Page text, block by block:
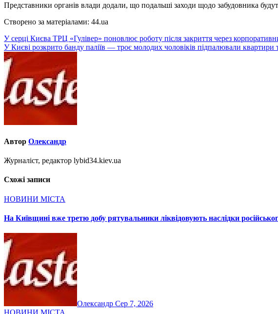
Представники органів влади додали, що подальші заходи щодо забудовника
Створено за матеріалами: 44.ua
Навігація
записів
У серці Києва ТРЦ «Гулівер» поновлює роботу після закриття через
У Києві розкрито банду паліїв — троє молодих чоловіків підпалювали квартири
Автор Олександр
Журналіст, редактор lybid34.kiev.ua
Схожі записи
НОВИНИ МІСТА
На Київщині вже третю добу рятувальники ліквідовують наслідки
Олександр Сер 7, 2026